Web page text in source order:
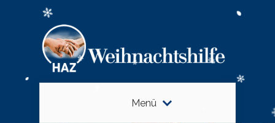
Menü